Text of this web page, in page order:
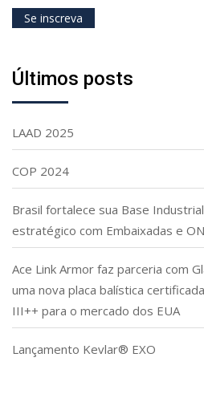
Últimos posts
LAAD 2025
COP 2024
Brasil fortalece sua Base
estratégico com Embaixadas e
Ace Link Armor faz parceria com
uma nova placa balística
III++ para o mercado dos EUA
Lançamento Kevlar® EXO